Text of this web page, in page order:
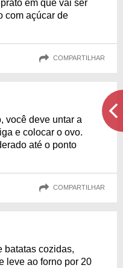
em que vai ser
com açúcar de
COMPARTILHAR
você deve untar a
e colocar o ovo.
até o ponto
COMPARTILHAR
batatas cozidas,
leve ao forno por 20